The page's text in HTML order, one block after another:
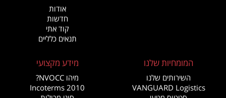
אודות
חדשות
קוד אתי
תנאים כלליים
המומחיות שלנו
השירותים שלנו
VANGUARD Logistics
מידע מקצועי
מיהו NVOCC?
Incoterms 2010